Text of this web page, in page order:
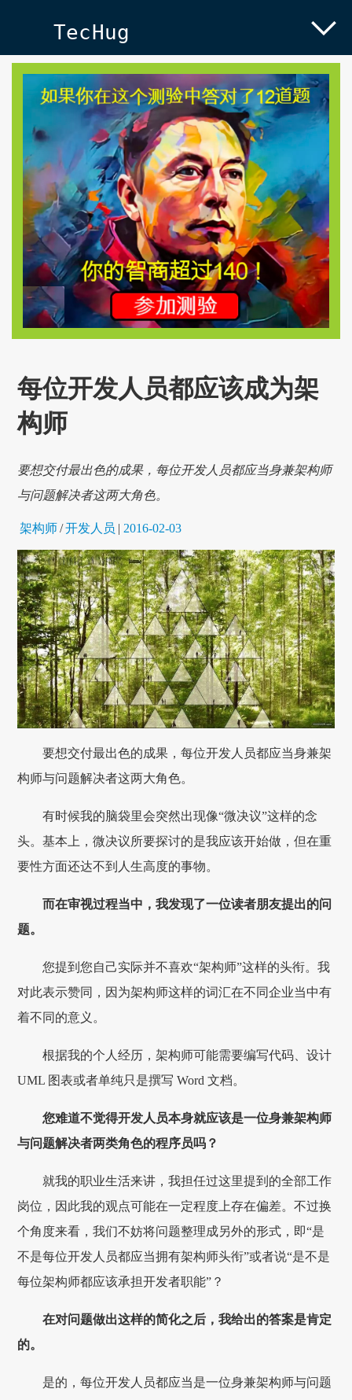
TecHug
每位开发人员都应该成为架
构师
要想交付最出色的成果，每位开发人员都应当身兼架构师
与问题解决者这两大角色。
架构师/开发人员 | 2016-02-03
要想交付最出色的成果，每位开发人员都应当身兼架
构师与问题解决者这两大角色。
有时候我的脑袋里会突然出现像“微决议”这样的念
头。基本上，微决议所要探讨的是我应该开始做，但在重
要性方面还达不到人生高度的事物。
而在审视过程当中，我发现了一位读者朋友提出的问
题。
您提到您自己实际并不喜欢“架构师”这样的头衔。我
对此表示赞同，因为架构师这样的词汇在不同企业当中有
着不同的意义。
根据我的个人经历，架构师可能需要编写代码、设计
UML 图表或者单纯只是撰写 Word 文档。
您难道不觉得开发人员本身就应该是一位身兼架构师
与问题解决者两类角色的程序员吗？
就我的职业生活来讲，我担任过这里提到的全部工作
岗位，因此我的观点可能在一定程度上存在偏差。不过换
个角度来看，我们不妨将问题整理成另外的形式，即“是
不是每位开发人员都应当拥有架构师头衔”或者说“是不是
每位架构师都应该承担开发者职能”？
在对问题做出这样的简化之后，我给出的答案是肯定
的。
是的，每位开发人员都应当是一位身兼架构师与问题